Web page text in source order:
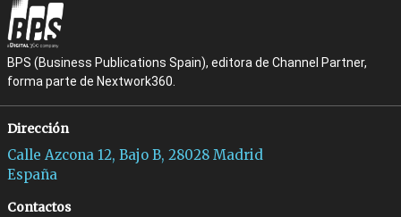
BPS (Business Publications Spain), editora de Channel Partner,
forma parte de Nextwork360.
Dirección
Calle Azcona 12, Bajo B, 28028 Madrid
España
Contactos